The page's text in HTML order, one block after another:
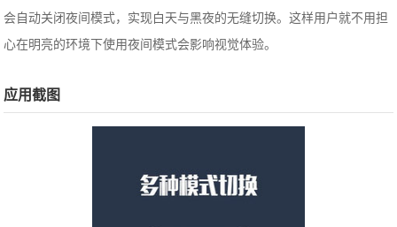
会自动关闭夜间模式，实现白天与黑夜的无缝切换。这样用户就不用担
心在明亮的环境下使用夜间模式会影响视觉体验。
应用截图